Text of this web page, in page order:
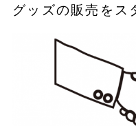
グッズの販売をス